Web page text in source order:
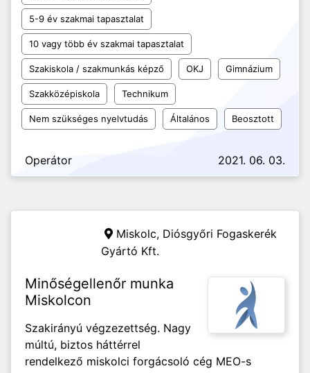
5-9 év szakmai tapasztalat
10 vagy több év szakmai tapasztalat
Szakiskola / szakmunkás képző OKJ Gimnázium
Szakközépiskola Technikum
Nem szükséges nyelvtudás Általános Beosztott
Operátor 2021. 06. 03.
Miskolc, Diósgyőri Fogaskerék
Gyártó Kft.
Minőségellenőr munka
Miskolcon
Szakirányú végzezettség. Nagy
múltú, biztos háttérrel
rendelkező miskolci forgácsoló cég MEO-s